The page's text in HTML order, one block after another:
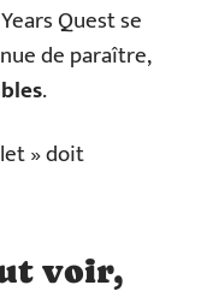
Quest se
de paraître,
.
» doit
voir,